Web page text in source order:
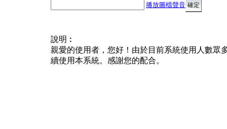
播放圖檔聲音
說明︰
親愛的使用者，您好！由於目前系統使用人數眾
續使用本系統。感謝您的配合。